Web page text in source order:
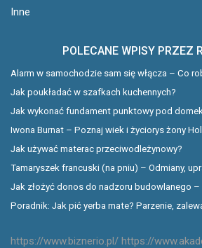
Inne
POLECANE WPISY PRZEZ
Alarm w samochodzie sam się włącza – Co
Jak poukładać w szafkach kuchennych?
Jak wykonać fundament punktowy pod
Iwona Burnat – Poznaj wiek i życiorys żony
Jak używać materac przeciwodleżynowy?
Tamaryszek francuski (na pniu) – Odmiany,
Jak złożyć donos do nadzoru budowlanego
Poradnik: Jak pić yerba mate? Parzenie,
https://www.biznerio.pl/ https://